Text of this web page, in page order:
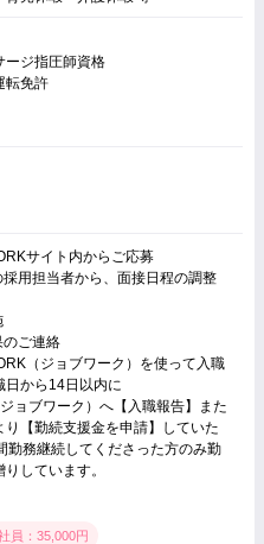
ージ指圧師資格
転免許
サイト内からご応募
採用担当者から、面接日程の調整
のご連絡
（ジョブワーク）を使って入職
日から14日以内に
ョブワーク）へ【入職報告】また
り【勤続支援金を申請】していた
勤務継続してくださった方のみ勤
しています。
員：35,000円